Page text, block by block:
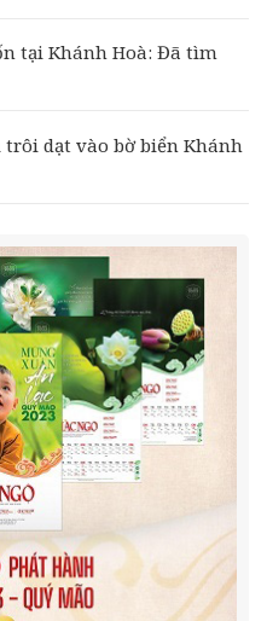
tại Khánh Hoà: Đã tìm
dạt vào bờ biển Khánh